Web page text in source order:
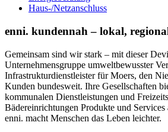
Haus-/Netzanschluss
enni. kundennah – lokal,
Gemeinsam sind wir stark – mit dieser
Unternehmensgruppe umweltbewusster
Infrastrukturdienstleister für Moers, den
Kunden bundesweit. Ihre Gesellschaften
kommunalen Dienstleistungen und
Bädereinrichtungen Produkte und Services
enni. macht Menschen das Leben leichter.